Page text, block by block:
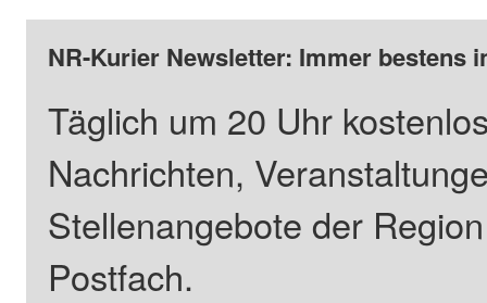
NR-Kurier Newsletter: Immer bestens
Täglich um 20 Uhr
Nachrichten,
Stellenangebote der
Postfach.